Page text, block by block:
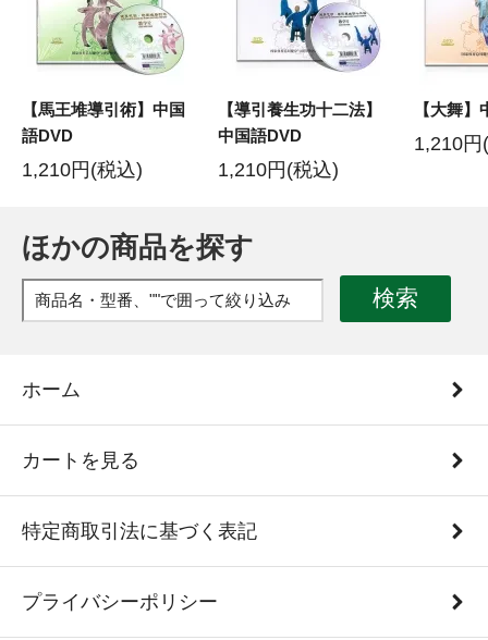
【馬王堆導引術】中国
語DVD
1,210円(税込)
【導引養生功十二法】
中国語DVD
1,210円(税込)
【大舞
1,210円
ほかの商品を探す
検索
ホーム
カートを見る
特定商取引法に基づく表記
プライバシーポリシー